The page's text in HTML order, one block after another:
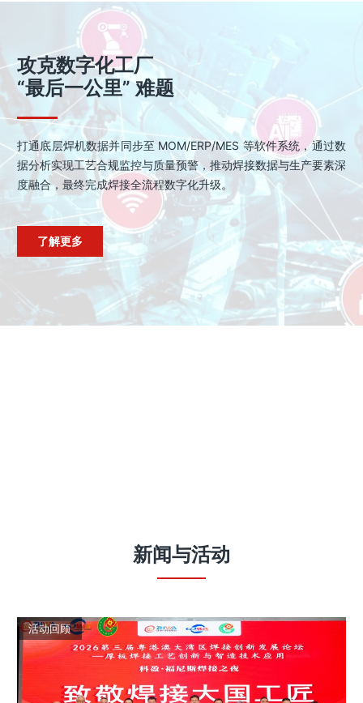
攻克数字化工厂
“最后一公里” 难题
打通底层焊机数据并同步至 MOM/ERP/MES 等软件系统，通过数
据分析实现工艺合规监控与质量预警，推动焊接数据与生产要素深
度融合，最终完成焊接全流程数字化升级。
了解更多
新闻与活动
活动回顾